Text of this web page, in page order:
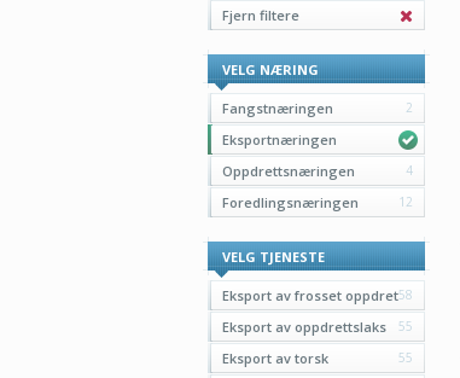
Fjern filtere
VELG NÆRING
Fangstnæringen 2
Eksportnæringen
Oppdrettsnæringen
4
Foredlingsnæringen 12
VELG TJENESTE
Eksport av frosset oppdret58
Eksport av oppdrettslaks 55
Eksport av torsk 55